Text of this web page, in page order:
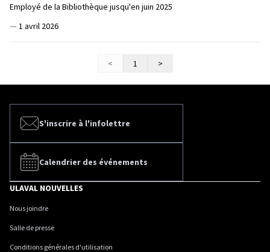
Employé de la Bibliothèque jusqu'en juin 2025
— 1 avril 2026
< 1 >
S'inscrire à l'infolettre
Calendrier des événements
ULAVAL NOUVELLES
Nous joindre
Salle de presse
Conditions générales d'utilisation